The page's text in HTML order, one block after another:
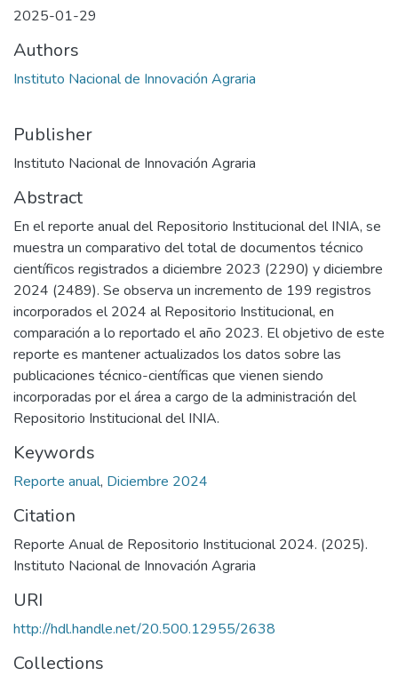
2025-01-29
Authors
Instituto Nacional de Innovación Agraria
Publisher
Instituto Nacional de Innovación Agraria
Abstract
En el reporte anual del Repositorio Institucional del INIA, se
muestra un comparativo del total de documentos técnico
científicos registrados a diciembre 2023 (2290) y diciembre
2024 (2489). Se observa un incremento de 199 registros
incorporados el 2024 al Repositorio Institucional, en
comparación a lo reportado el año 2023. El objetivo de este
reporte es mantener actualizados los datos sobre las
publicaciones técnico-científicas que vienen siendo
incorporadas por el área a cargo de la administración del
Repositorio Institucional del INIA.
Keywords
Reporte anual, Diciembre 2024
Citation
Reporte Anual de Repositorio Institucional 2024. (2025).
Instituto Nacional de Innovación Agraria
URI
http://hdl.handle.net/20.500.12955/2638
Collections